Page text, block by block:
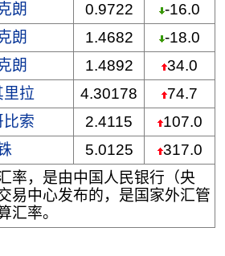
朗 0.9722
-16.0
朗 1.4682
-18.0
朗 1.4892
34.0
里拉 4.30178
74.7
比索 2.4115
107.0
5.0125
317.0
率，是由中国人民银行（央
易中心发布的，是国家外汇管
汇率。